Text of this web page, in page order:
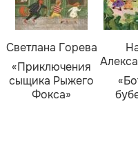
Светлана Горева
«Приключения
сыщика Рыжего
Фокса»